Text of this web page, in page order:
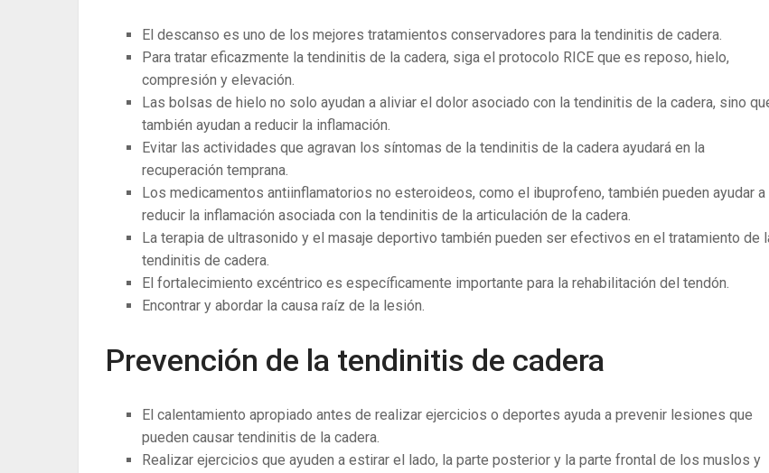
El descanso es uno de los mejores tratamientos conservadores para la tendinitis de cadera.
Para tratar eficazmente la tendinitis de la cadera, siga el protocolo RICE que es reposo, hielo,
compresión y elevación.
Las bolsas de hielo no solo ayudan a aliviar el dolor asociado con la tendinitis de la cadera, sino
también ayudan a reducir la inflamación.
Evitar las actividades que agravan los síntomas de la tendinitis de la cadera ayudará en la
recuperación temprana.
Los medicamentos antiinflamatorios no esteroideos, como el ibuprofeno, también pueden ayudar a
reducir la inflamación asociada con la tendinitis de la articulación de la cadera.
La terapia de ultrasonido y el masaje deportivo también pueden ser efectivos en el tratamiento de
tendinitis de cadera.
El fortalecimiento excéntrico es específicamente importante para la rehabilitación del tendón.
Encontrar y abordar la causa raíz de la lesión.
Prevención de la tendinitis de cadera
El calentamiento apropiado antes de realizar ejercicios o deportes ayuda a prevenir lesiones que
pueden causar tendinitis de la cadera.
Realizar ejercicios que ayuden a estirar el lado, la parte posterior y la parte frontal de los muslos y